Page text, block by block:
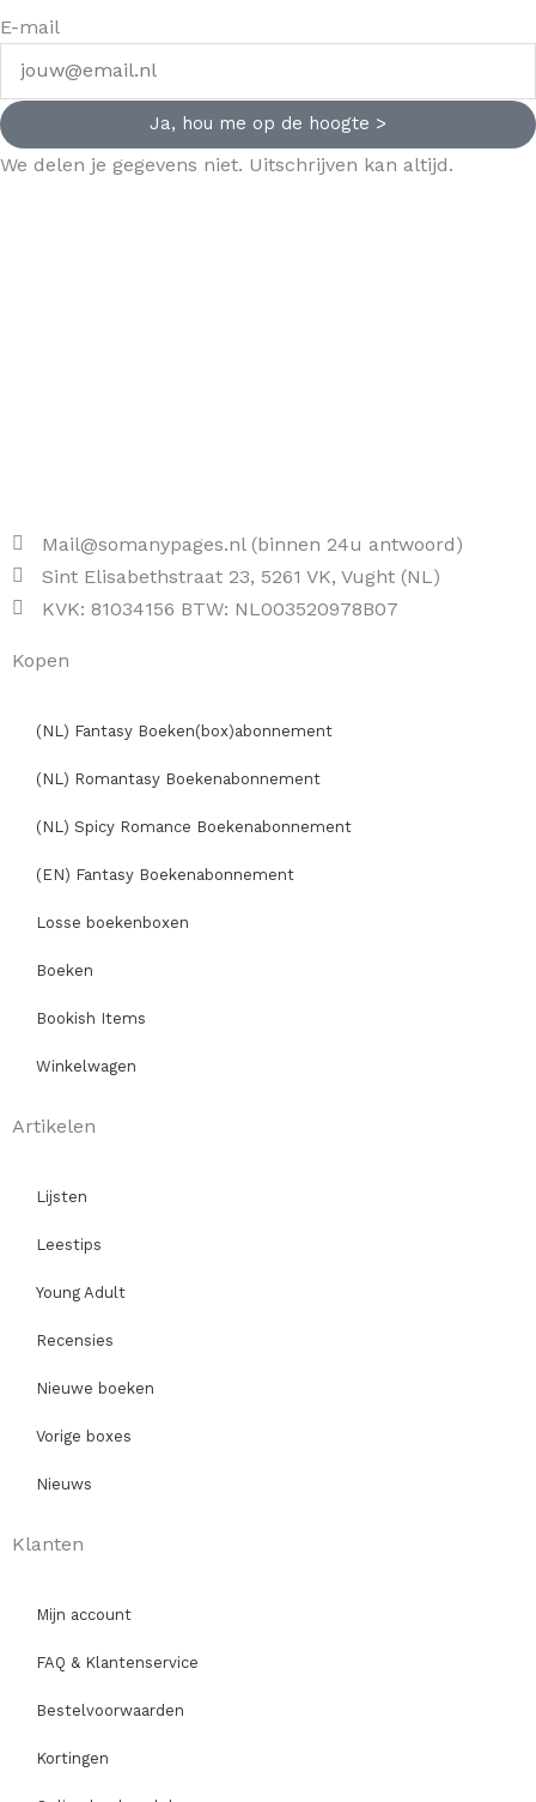
E-mail
Ja, hou me op de hoogte >
We delen je gegevens niet. Uitschrijven kan altijd.
Mail@somanypages.nl (binnen 24u antwoord)
Sint Elisabethstraat 23, 5261 VK, Vught (NL)
KVK: 81034156 BTW: NL003520978B07
Kopen
(NL) Fantasy Boeken(box)abonnement
(NL) Romantasy Boekenabonnement
(NL) Spicy Romance Boekenabonnement
(EN) Fantasy Boekenabonnement
Losse boekenboxen
Boeken
Bookish Items
Winkelwagen
Artikelen
Lijsten
Leestips
Young Adult
Recensies
Nieuwe boeken
Vorige boxes
Nieuws
Klanten
Mijn account
FAQ & Klantenservice
Bestelvoorwaarden
Kortingen